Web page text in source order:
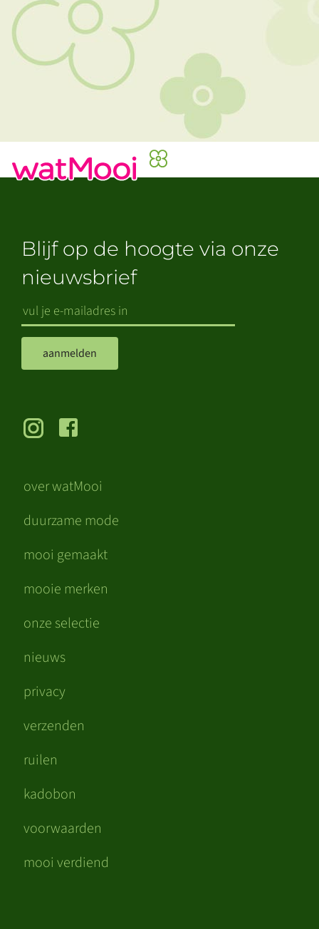
over watMooi
duurzame mode
mooi gemaakt
mooie merken
onze selectie
nieuws
privacy
verzenden
ruilen
kadobon
voorwaarden
mooi verdiend
Blijf op de hoogte via onze
nieuwsbrief
aanmelden